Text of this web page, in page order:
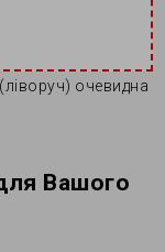
очевидна
Вашого